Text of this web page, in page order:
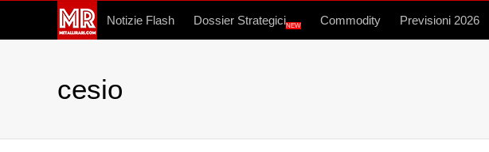
Notizie Flash Dossier StrategiciNEW Commodity Previsioni 2026
cesio